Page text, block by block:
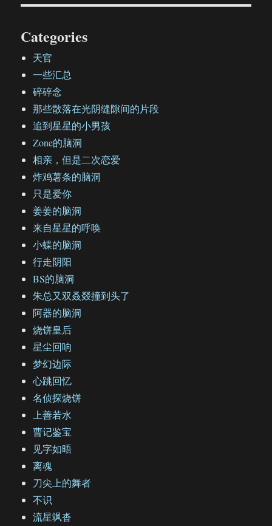
Categories
天官
一些汇总
碎碎念
那些散落在光阴缝隙间的片段
追到星星的小男孩
Zone的脑洞
相亲，但是二次恋爱
炸鸡薯条的脑洞
只是爱你
姜姜的脑洞
来自星星的呼唤
小蝶的脑洞
行走阴阳
BS的脑洞
朱总又双叒叕撞到头了
阿器的脑洞
烧饼皇后
星尘回响
梦幻边际
心跳回忆
名侦探烧饼
上善若水
曹记鉴宝
见字如晤
离魂
刀尖上的舞者
不识
流星飒沓